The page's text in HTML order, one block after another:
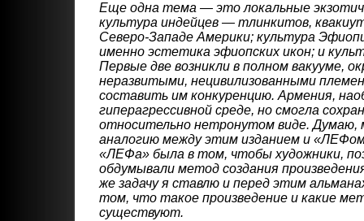
Еще одна тема — это локальные
культура индейцев — тлинкитов,
Северо-Западе Америки; культура
именно эстетика эфиопских икон; и
Первые две возникли в полном вакууме,
неразвитыми, нецивилизованными
составить им конкуренцию. Армения,
гиперагрессивной среде, но смогла
относительно нетронутом виде. Думаю,
аналогию между этим изданием и
«ЛЕФа» была в том, чтобы художники,
обдумывали метод создания
же задачу я ставлю и перед этим
том, что такое произведение и какие
существуют.